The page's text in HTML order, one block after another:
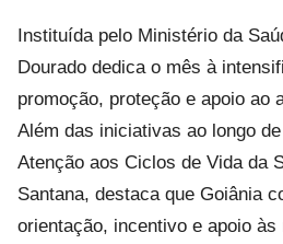
Instituída pelo Ministério da
Dourado dedica o mês à
promoção, proteção e apoio ao
Além das iniciativas ao longo
Atenção aos Ciclos de Vida da
Santana, destaca que Goiânia
orientação, incentivo e apoio